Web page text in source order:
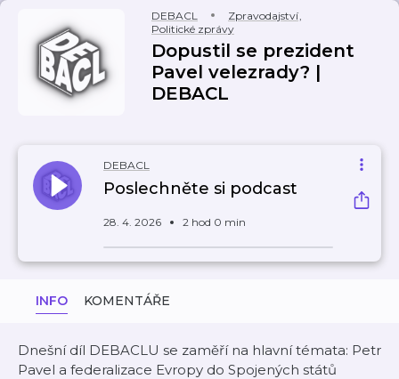
DEBACL Zpravodajství,
Politické zprávy
Dopustil se prezident
Pavel velezrady? |
DEBACL
DEBACL
Poslechněte si podcast
28. 4. 2026 2 hod 0 min
INFO KOMENTÁŘE
Dnešní díl DEBACLU se zaměří na hlavní témata: Petr
Pavel a federalizace Evropy do Spojených států